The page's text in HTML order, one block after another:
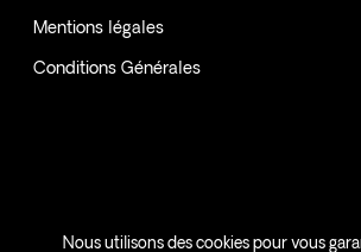
Mentions légales
Conditions Générales
SAMANI | VOTRE INTERIEUR, VOTRE
Nous utilisons des cookies pour vous